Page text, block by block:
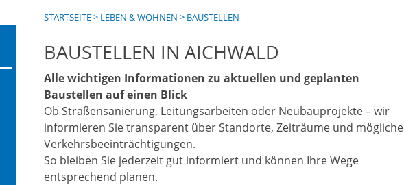
STARTSEITE> LEBEN & WOHNEN > BAUSTELLEN
BAUSTELLEN IN AICHWALD
Alle wichtigen Informationen zu aktuellen und geplanten
Baustellen auf einen Blick
Ob Straßensanierung, Leitungsarbeiten oder Neubauprojekte – wir
informieren Sie transparent über Standorte, Zeiträume und mögliche
Verkehrsbeeinträchtigungen.
So bleiben Sie jederzeit gut informiert und können Ihre Wege
entsprechend planen.